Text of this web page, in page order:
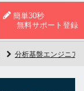
簡単30秒
無料サポート登録
分析基盤エンジニア